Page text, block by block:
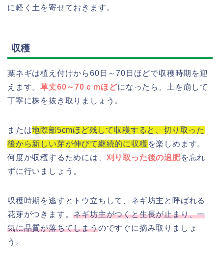
に軽く土を寄せておきます。
収穫
葉ネギは植え付けから60日～70日ほどで収穫時期を迎
えます。草丈60～70ｃｍほどになったら、土を崩して
丁寧に株を抜き取りましょう。
または地際部5cmほど残して収穫すると、切り取った
後から新しい芽が伸びて継続的に収穫 を楽しめます。
何度か収穫するためには、 刈り取った後の追肥を忘れ
ずに行いましょう。
収穫時期を逃すとトウ立ちして、ネギ坊主と呼ばれる
花芽がつきます。ネギ坊主がつくと生長が止まり、一
気に品質が落ちてしまうのですぐに摘み取りましょ
う。